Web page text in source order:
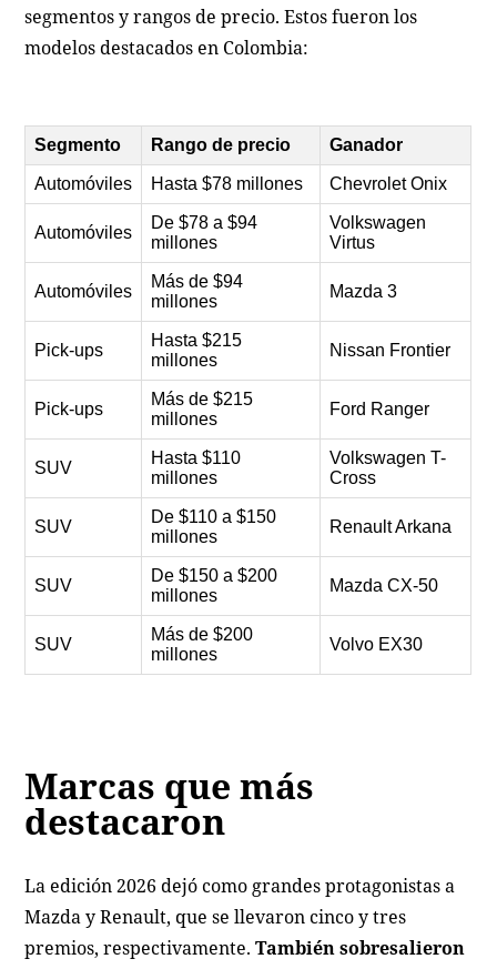
segmentos y rangos de precio. Estos fueron los
modelos destacados en Colombia:
Segmento Rango de precio Ganador
Automóviles Hasta $78 millones Chevrolet Onix
Automóviles
De $78 a $94
millones
Volkswagen
Virtus
Automóviles
Más de $94
millones
Mazda 3
Pick-ups
Hasta $215
millones
Nissan Frontier
Pick-ups
Más de $215
millones
Ford Ranger
SUV
Hasta $110
millones
Volkswagen T-
Cross
SUV
De $110 a $150
millones
Renault Arkana
SUV
De $150 a $200
millones
Mazda CX-50
SUV
Más de $200
millones
Volvo EX30
Marcas que más
destacaron
La edición 2026 dejó como grandes protagonistas a
Mazda y Renault, que se llevaron cinco y tres
premios, respectivamente.También sobresalieron